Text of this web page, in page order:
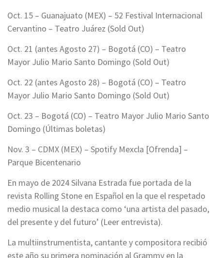
Oct. 15 – Guanajuato (MEX) – 52 Festival Internacional
Cervantino – Teatro Juárez (Sold Out)
Oct. 21 (antes Agosto 27) – Bogotá (CO) – Teatro
Mayor Julio Mario Santo Domingo (Sold Out)
Oct. 22 (antes Agosto 28) – Bogotá (CO) – Teatro
Mayor Julio Mario Santo Domingo (Sold Out)
Oct. 23 – Bogotá (CO) – Teatro Mayor Julio Mario Santo
Domingo (Últimas boletas)
Nov. 3 – CDMX (MEX) – Spotify Mexcla [Ofrenda] –
Parque Bicentenario
En mayo de 2024 Silvana Estrada fue portada de la
revista Rolling Stone en Español en la que el respetado
medio musical la destaca como ‘una artista del pasado,
del presente y del futuro’ (Leer entrevista).
La multiinstrumentista, cantante y compositora recibió
este año su primera nominación al Grammy en la